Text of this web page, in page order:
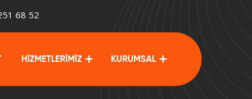
68 52
HİZMETLERİMİZ KURUMSAL